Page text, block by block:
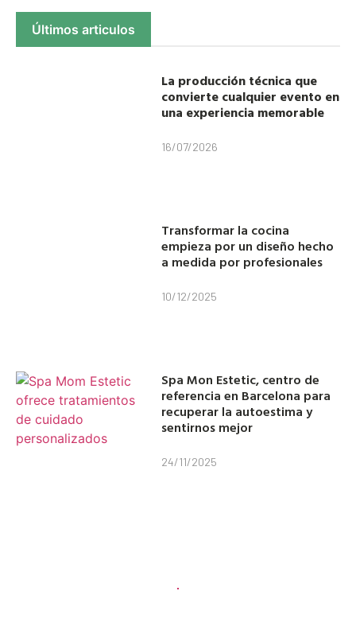
Últimos articulos
La producción técnica que
convierte cualquier evento en
una experiencia memorable
16/07/2026
Transformar la cocina
empieza por un diseño hecho
a medida por profesionales
10/12/2025
Spa Mon Estetic, centro de
referencia en Barcelona para
recuperar la autoestima y
sentirnos mejor
24/11/2025